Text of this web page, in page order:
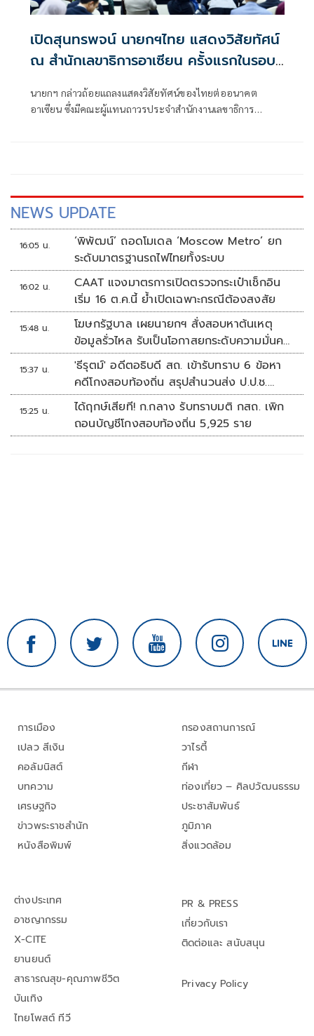
เปิดสุนทรพจน์ นายกฯไทย แสดงวิสัยทัศน์
ณ สำนักเลขาธิการอาเซียน ครั้งแรกในรอบ
นายกฯ กล่าวถ้อยแถลงแสดงวิสัยทัศน์ของไทยต่ออนาคต
อาเซียน ซึ่งมีคณะผู้แทนถาวรประจำสำนักงานเลขาธิการ
NEWS UPDATE
16:05 น.
‘พิพัฒน์’ ถอดโมเดล ‘Moscow Metro’ ยก
ระดับมาตรฐานรถไฟไทยทั้งระบบ
16:02 น.
CAAT แจงมาตรการเปิดตรวจกระเป๋าเช็กอิน
เริ่ม 16 ต.ค.นี้ ย้ำเปิดเฉพาะกรณีต้องสงสัย
15:48 น.
โฆษกรัฐบาล เผยนายกฯ สั่งสอบหาต้นเหตุ
ข้อมูลรั่วไหล รับเป็นโอกาสยกระดับความมั่นคง
ปลอดภัยข้อมูลภาครัฐทั้งระบบ
15:37 น.
'ธีรุตม์' อดีตอธิบดี สถ. เข้ารับทราบ 6 ข้อหา
คดีโกงสอบท้องถิ่น สรุปสำนวนส่ง ป.ป.ช.
สัปดาห์หน้า
15:25 น.
ได้ฤกษ์เสียที! ก.กลาง รับทราบมติ กสถ. เพิก
ถอนบัญชีโกงสอบท้องถิ่น 5,925 ราย
การเมือง
เปลว สีเงิน
คอลัมนิสต์
บทความ
เศรษฐกิจ
ข่าวพระราชสำนัก
หนังสือพิมพ์
กรองสถานการณ์
วาไรตี้
กีฬา
ท่องเที่ยว – ศิลปวัฒนธรรม
ประชาสัมพันธ์
ภูมิภาค
สิ่งแวดล้อม
ต่างประเทศ
อาชญากรรม
X-CITE
ยานยนต์
สาธารณสุข-คุณภาพชีวิต
บันเทิง
ไทยโพสต์ ทีวี
PR & PRESS
เกี่ยวกับเรา
ติดต่อและ สนับสนุน
Privacy Policy